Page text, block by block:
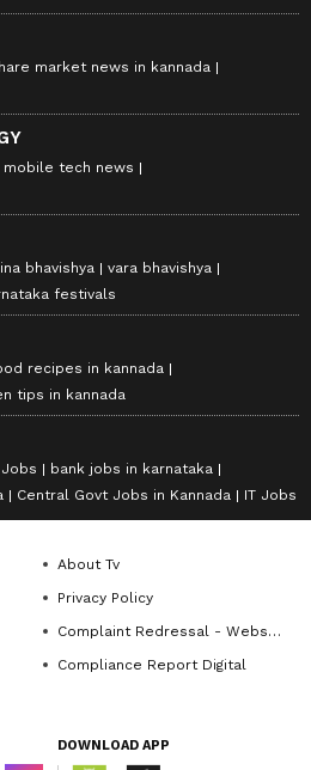
market news in kannada
mobile tech news
bhavishya
vara bhavishya
festivals
recipes in kannada
tips in kannada
bank jobs in karnataka
Central Govt Jobs in Kannada IT Jobs
About Tv
Privacy Policy
Complaint Redressal - Website
Compliance Report Digital
DOWNLOAD APP